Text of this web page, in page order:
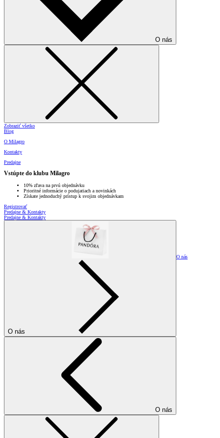
O nás
Zobraziť všetko
Blog
O Milagro
Kontakty
Predajne
Vstúpte do klubu Milagro
10% zľava na prvú objednávku
Prioritné informácie o podujatiach a novinkách
Získate jednoduchý prístup k svojim objednávkam
Registrovať
Predajne & Kontakty
Predajne & Kontakty
O nás
O nás
O nás